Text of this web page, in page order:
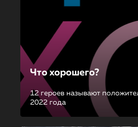
Что хорошего?
12 героев называют
2022 года